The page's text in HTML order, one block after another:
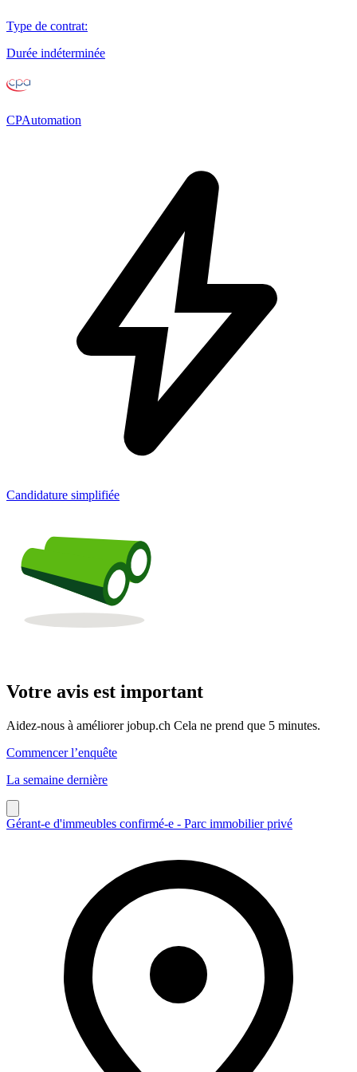
Type de contrat:
Durée indéterminée
CPAutomation
Candidature simplifiée
Votre avis est important
Aidez-nous à améliorer jobup.ch Cela ne prend que 5 minutes.
Commencer l’enquête
La semaine dernière
Gérant-e d'immeubles confirmé-e - Parc immobilier privé